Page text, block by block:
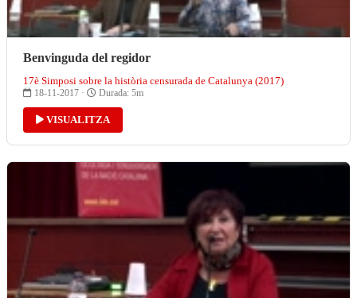
Benvinguda del regidor
17è Simposi sobre la història censurada de Catalunya (2017)
18-11-2017 · Durada: 5m
VISUALITZA